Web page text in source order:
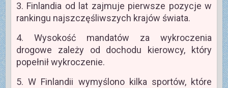
3. Finlandia od lat zajmuje pierwsze pozycje w
rankingu najszczęśliwszych krajów świata.
4. Wysokość mandatów za wykroczenia
drogowe zależy od dochodu kierowcy, który
popełnił wykroczenie.
5. W Finlandii wymyślono kilka sportów, które